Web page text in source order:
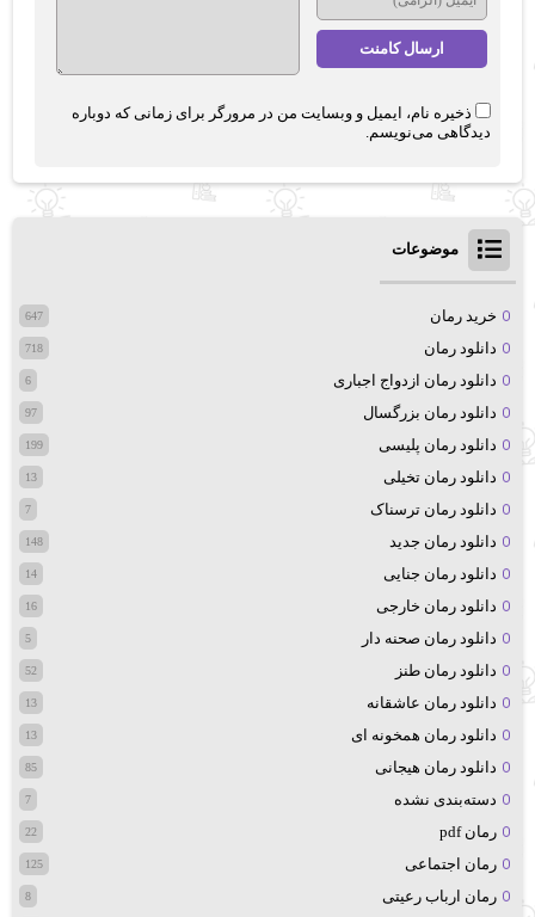
ذخیره نام، ایمیل و وبسایت من در مرورگر برای زمانی که دوباره
دیدگاهی می‌نویسم.
موضوعات
خرید رمان 647
دانلود رمان 718
دانلود رمان ازدواج اجباری 6
دانلود رمان بزرگسال 97
دانلود رمان پلیسی 199
دانلود رمان تخیلی 13
دانلود رمان ترسناک 7
دانلود رمان جدید 148
دانلود رمان جنایی 14
دانلود رمان خارجی 16
دانلود رمان صحنه دار 5
دانلود رمان طنز 52
دانلود رمان عاشقانه 13
دانلود رمان همخونه ای 13
دانلود رمان هیجانی 85
دسته‌بندی نشده 7
رمان pdf 22
رمان اجتماعی 125
رمان ارباب رعیتی 8